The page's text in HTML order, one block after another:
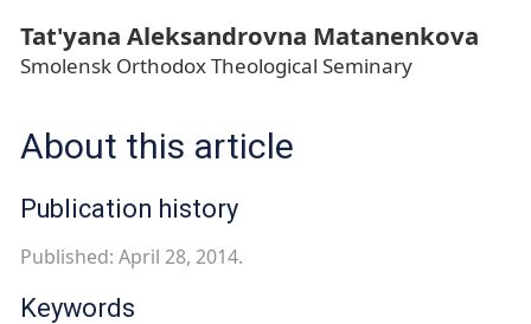
Tat'yana Aleksandrovna Matanenkova
Smolensk Orthodox Theological Seminary
About this article
Publication history
Published: April 28, 2014.
Keywords